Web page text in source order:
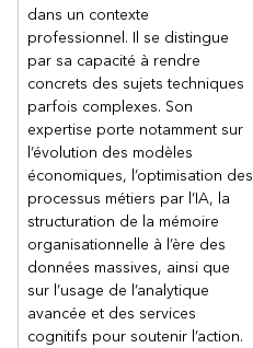
dans un contexte
professionnel. Il se distingue
par sa capacité à rendre
concrets des sujets techniques
parfois complexes. Son
expertise porte notamment sur
l’évolution des modèles
économiques, l’optimisation des
processus métiers par l’IA, la
structuration de la mémoire
organisationnelle à l’ère des
données massives, ainsi que
sur l’usage de l’analytique
avancée et des services
cognitifs pour soutenir l’action.